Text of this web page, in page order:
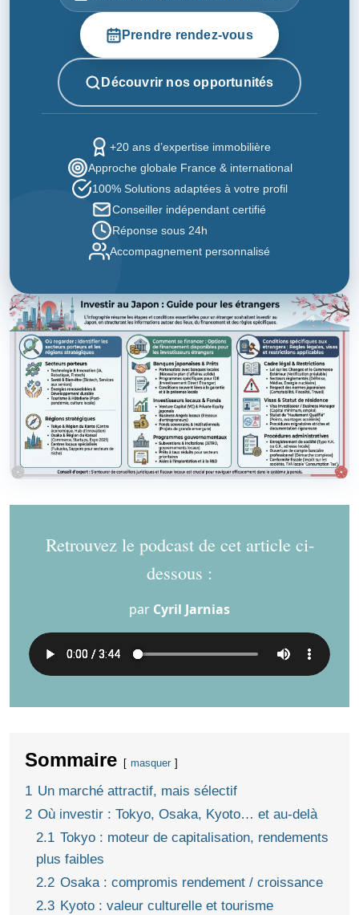
Prendre rendez-vous
Découvrir nos opportunités
+20 ans d’expertise immobilière
Approche globale France & international
100% Solutions adaptées à votre profil
Conseiller indépendant certifié
Réponse sous 24h
Accompagnement personnalisé
Retrouvez le podcast de cet article ci-
dessous :
par Cyril Jarnias
Sommaire masquer
1 Un marché attractif, mais sélectif
2 Où investir : Tokyo, Osaka, Kyoto… et au‑delà
2.1 Tokyo : moteur de capitalisation, rendements
plus faibles
2.2 Osaka : compromis rendement / croissance
2.3 Kyoto : valeur culturelle et tourisme